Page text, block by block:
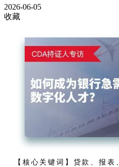
2026-06-05
收藏
【核心关键词】贷款、报表